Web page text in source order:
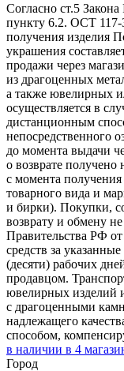
Согласно ст.5
пункту 6.2. ОСТ 117-
получения изделия
украшения
продажи через
из драгоценных
а также ювелирных
осуществляется в
дистанционным
непосредственного
до момента выдачи
о возврате
с момента
товарного вида и
и бирки). Покупки,
возврату и обмену
Правительства РФ
средств за
(десяти) рабочих
продавцом.
ювелирных изделий
с драгоценными
надлежащего
способом,
в наличии в 4
Город